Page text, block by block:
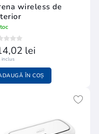
wireless de
lei
inclus
ÎN COȘ